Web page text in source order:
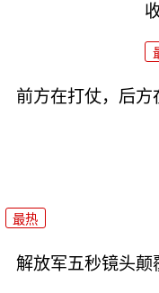
前方在打仗，后方
最热
解放军五秒镜头颠